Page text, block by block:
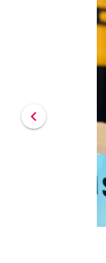
chevron_left